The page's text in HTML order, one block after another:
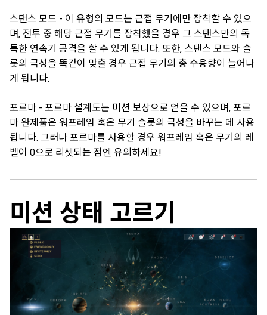
스탠스 모드 - 이 유형의 모드는 근접 무기에만 장착할 수 있으
며, 전투 중 해당 근접 무기를 장착했을 경우 그 스탠스만의 독
특한 연속기 공격을 할 수 있게 됩니다. 또한, 스탠스 모드와 슬
롯의 극성을 똑같이 맞출 경우 근접 무기의 총 수용량이 늘어나
게 됩니다.
포르마 - 포르마 설계도는 미션 보상으로 얻을 수 있으며, 포르
마 완제품은 워프레임 혹은 무기 슬롯의 극성을 바꾸는 데 사용
됩니다. 그러나 포르마를 사용할 경우 워프레임 혹은 무기의 레
벨이 0으로 리셋되는 점엔 유의하세요!
미션 상태 고르기